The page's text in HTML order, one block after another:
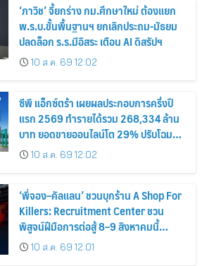
‘ภาวิช’ จี้ยกร่าง กม.ศึกษาใหม่ ต้องแยก
พ.ร.บ.ขั้นพื้นฐานฯ ยกเลิกประถม-มัธยม
ปลดล็อก ร.ร.มีอิสระ เตือน AI ดิสรัปฯ
10 ส.ค. 69 12:02
ซีพี แอ็กซ์ตร้า เผยผลประกอบการครึ่งปี
แรก 2569 ทำรายได้รวม 268,334 ล้าน
บาท ยอดขายออนไลน์โต 29% ปรับโฉม
สาขาใหม่ดันอัตราเช่าพื้นที่โต 4%
10 ส.ค. 69 12:02
‘พี่จอง–คัลแลน’ ชวนบุกร้าน A Shop For
Killers: Recruitment Center ชวน
พิสูจน์ฝีมือการต่อสู้ 8–9 สิงหาคมนี้
เท่านั้น เข้าชมได้ไม่มีค่าใช้จ่าย!
10 ส.ค. 69 12:01